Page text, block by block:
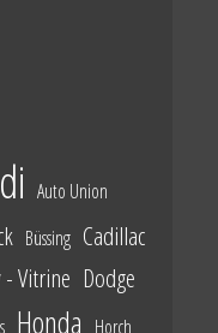
Auto Union
Büssing Cadillac
- Vitrine Dodge
Honda Horch